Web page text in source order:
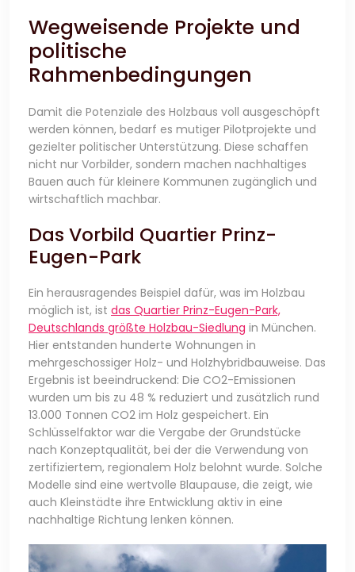
Wegweisende Projekte und
politische
Rahmenbedingungen
Damit die Potenziale des Holzbaus voll ausgeschöpft
werden können, bedarf es mutiger Pilotprojekte und
gezielter politischer Unterstützung. Diese schaffen
nicht nur Vorbilder, sondern machen nachhaltiges
Bauen auch für kleinere Kommunen zugänglich und
wirtschaftlich machbar.
Das Vorbild Quartier Prinz-
Eugen-Park
Ein herausragendes Beispiel dafür, was im Holzbau
möglich ist, ist das Quartier Prinz-Eugen-Park,
Deutschlands größte Holzbau-Siedlung in München.
Hier entstanden hunderte Wohnungen in
mehrgeschossiger Holz- und Holzhybridbauweise. Das
Ergebnis ist beeindruckend: Die CO2-Emissionen
wurden um bis zu 48 % reduziert und zusätzlich rund
13.000 Tonnen CO2 im Holz gespeichert. Ein
Schlüsselfaktor war die Vergabe der Grundstücke
nach Konzeptqualität, bei der die Verwendung von
zertifiziertem, regionalem Holz belohnt wurde. Solche
Modelle sind eine wertvolle Blaupause, die zeigt, wie
auch Kleinstädte ihre Entwicklung aktiv in eine
nachhaltige Richtung lenken können.